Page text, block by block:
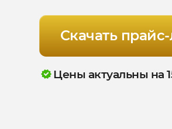
Скачать
Цены актуальны на